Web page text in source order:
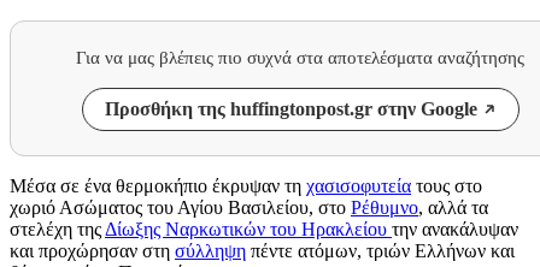
Για να μας βλέπεις πιο συχνά στα αποτελέσματα αναζήτησης
Προσθήκη της huffingtonpost.gr στην Google
Μέσα σε ένα θερμοκήπιο έκρυψαν τη χασισοφυτεία τους στο
χωριό Ασώματος του Αγίου Βασιλείου, στο Ρέθυμνο, αλλά τα
στελέχη της Δίωξης Ναρκωτικών του Ηρακλείου την ανακάλυψαν
και προχώρησαν στη σύλληψη πέντε ατόμων, τριών Ελλήνων και